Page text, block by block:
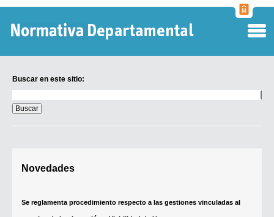
Buscar en este sitio:
en
este
sitio:
Novedades
Se reglamenta procedimiento respecto a las gestiones vinculadas al